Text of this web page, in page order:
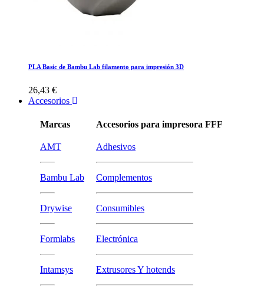
PLA Basic de Bambu Lab filamento para impresión 3D
26,43 €
Accesorios
Marcas
AMT
Bambu Lab
Drywise
Formlabs
Intamsys
Accesorios para impresora FFF
Adhesivos
Complementos
Consumibles
Electrónica
Extrusores Y hotends